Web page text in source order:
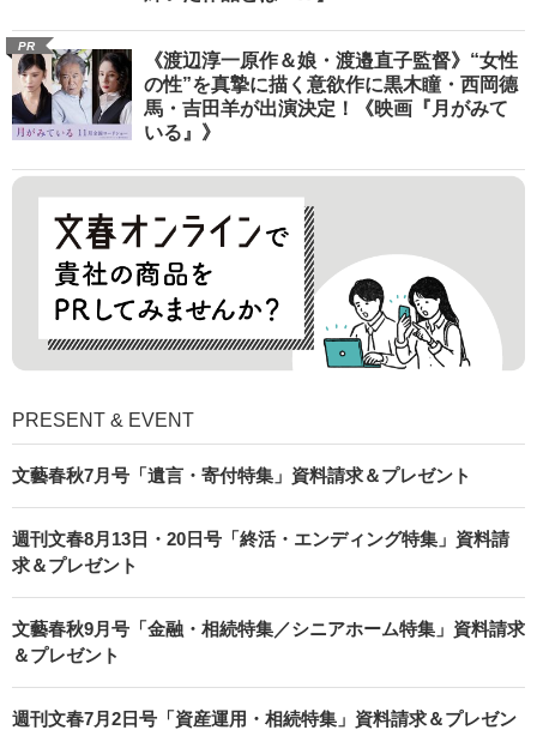
PR
《渡辺淳一原作＆娘・渡邉直子監督》“女性
の性”を真摯に描く意欲作に黒木瞳・西岡德
馬・吉田羊が出演決定！《映画『月がみて
いる』》
PRESENT & EVENT
文藝春秋7月号「遺言・寄付特集」資料請求＆プレゼント
週刊文春8月13日・20日号「終活・エンディング特集」資料請
求＆プレゼント
文藝春秋9月号「金融・相続特集／シニアホーム特集」資料請求
＆プレゼント
週刊文春7月2日号「資産運用・相続特集」資料請求＆プレゼン